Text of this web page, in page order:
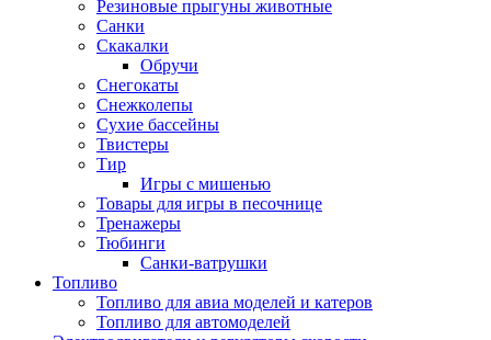
Резиновые прыгуны животные
Санки
Скакалки
Обручи
Снегокаты
Снежколепы
Сухие бассейны
Твистеры
Тир
Игры с мишенью
Товары для игры в песочнице
Тренажеры
Тюбинги
Санки-ватрушки
Топливо
Топливо для авиа моделей и катеров
Топливо для автомоделей